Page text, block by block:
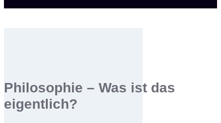
Philosophie – Was ist das
eigentlich?